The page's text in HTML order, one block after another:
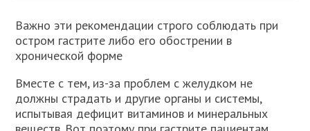
Важно эти рекомендации строго соблюдать при
остром гастрите либо его обострении в
хронической форме
Вместе с тем, из-за проблем с желудком не
должны страдать и другие органы и системы,
испытывая дефицит витаминов и минеральных